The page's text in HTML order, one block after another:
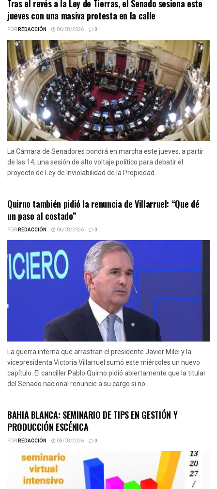
Tras el revés a la Ley de Tierras, el Senado sesiona este
jueves con una masiva protesta en la calle
PORREDACCIÓN 06/08/2026 0
La Cámara de Senadores pondrá en marcha este jueves, a partir
de las 14, una sesión de alto voltaje político para debatir el
proyecto de Ley de Inviolabilidad de la Propiedad...
Quirno también pidió la renuncia de Villarruel: “Que dé
un paso al costado”
PORREDACCIÓN 06/08/2026 0
La guerra interna que arrastran el presidente Javier Milei y la
vicepresidenta Victoria Villarruel sumó este miércoles un nuevo
capítulo. El canciller Pablo Quirno pidió abiertamente que la titular
del Senado nacional renuncie a su cargo si no...
BAHIA BLANCA: SEMINARIO DE TIPS EN GESTIÓN Y
PRODUCCIÓN ESCÉNICA
PORREDACCIÓN 05/08/2026 0